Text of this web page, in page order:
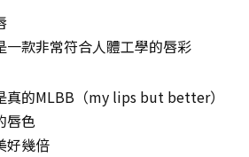
一款非常符合人體工學的唇彩
真的MLBB（my lips but better）
唇色
好幾倍